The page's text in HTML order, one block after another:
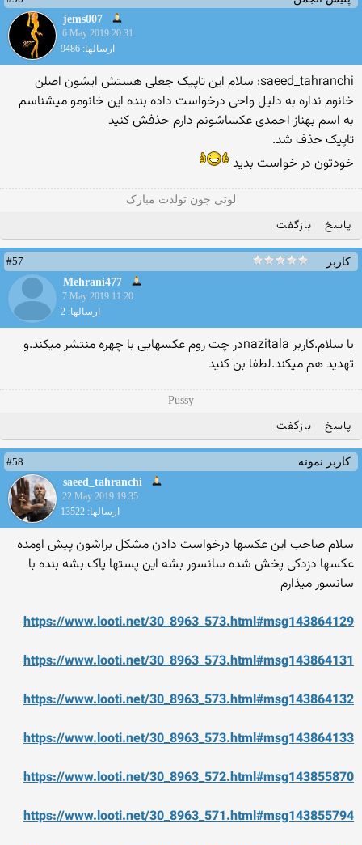
jems007
6 May 2019 20:31
ارسالها: 9486
saeed_tahranchi: سلام این تاپیک جعلی هستش ایشون اصلن
خانوم نداره به دلیل واحی درخواست داده بنده این خانومو میشناسم
به اسم بهناز احمدی عکساشونم دارم حذفش کنید
تاپیک حذف شد.
خودتون در خواست بدید
لوتی جون تولدت مبارک
پاسخ بازگفت
کاربر
#57
Mehrani477
7 May 2019 11:20
ارسالها: 2
با سلام.کاربر nazitalaدر چت روم عکسهایی با چهره منتشر میکند.و
تهدید هم میکند.لطفا بن کنید
Pussy
پاسخ بازگفت
کاربر نمونه
#58
saeed_tahranchi
22 May 2019 19:35
ارسالها: 13522
سلام صاحب این عکسها درخواست دادن مشکل براشون پیش اومده
عکسها دزدکی پخش شده سانسور بشه این پستها پاک بشه بنده با
سانسور میذارم
https://www.looti.net/30_8963_573.html#msg143864129
https://www.looti.net/30_8963_573.html#msg143864131
https://www.looti.net/30_8963_573.html#msg143864132
https://www.looti.net/30_8963_573.html#msg143864133
https://www.looti.net/30_8963_572.html#msg143855870
https://www.looti.net/30_8963_571.html#msg143855794